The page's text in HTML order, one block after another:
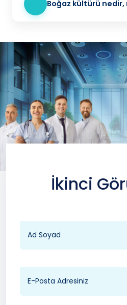
Boğaz kültürü nedir,
İkinci